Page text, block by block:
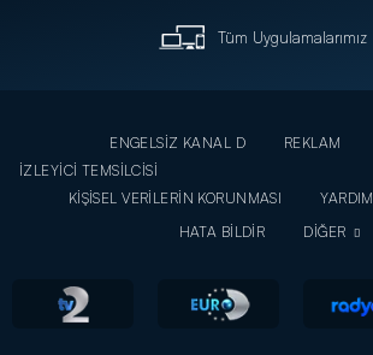
Tüm Uygulamalarımız
ENGELSİZ KANAL D REKLAM
İZLEYİCİ TEMSİLCİSİ
KİŞİSEL VERİLERİN KORUNMASI
YARDIM
HATA BİLDİR
DİĞER